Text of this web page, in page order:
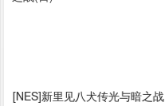
[NES]新里见八犬传光与暗之战